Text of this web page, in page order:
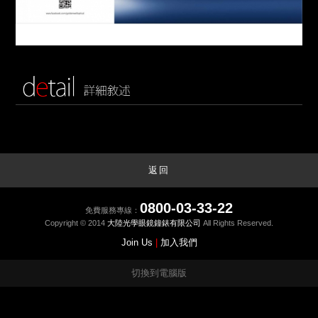
返回
免費服務專線： 0800-03-33-22
Copyright © 2014 大陸光學眼鏡鐘錶有限公司 All Rights Reserved.
Join Us 加入我們
切換到電腦版